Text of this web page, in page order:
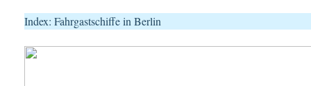
Index: Fahrgastschiffe in Berlin